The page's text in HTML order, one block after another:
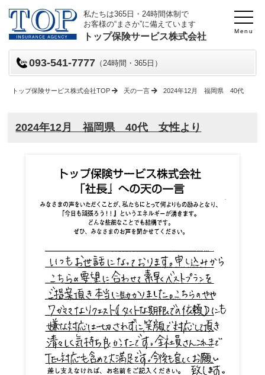
Menu
私たちは365日・24時間体制で
お客様の“まさか”に備えています
トップ保険サービス株式会社
093-541-7777 （24時間・365日）
トップ保険サービス株式会社TOP 天の一言 2024年12月 福岡県 40代 女性
2024年12月 福岡県 40代 女性より